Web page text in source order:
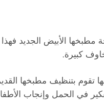
مطبخها الأبيض الجديد
كبيرة.
بتنظيف مطبخها
في الحمل وإنجاب